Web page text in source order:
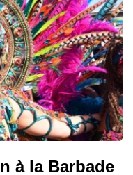
à la Barbade